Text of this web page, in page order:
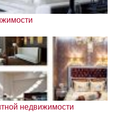
недвижимости